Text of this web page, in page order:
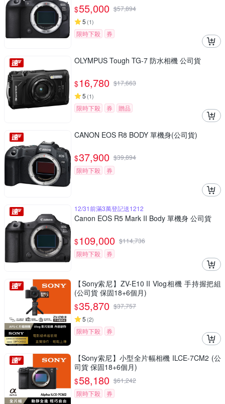
$55,000 $57,894
5 (1)
限時下殺 券
OLYMPUS Tough TG-7 防水相機 公司貨
$16,780 $17,663
5 (1)
限時下殺 券 贈品
CANON EOS R8 BODY 單機身(公司貨)
$37,900 $39,894
限時下殺
券
12/31前滿3萬登記送1212
Canon EOS R5 Mark II Body 單機身 公司貨
$109,000 $114,736
限時下殺
券
【Sony索尼】ZV-E10 II Vlog相機 手持握把組
(公司貨 保固18+6個月)
$35,870 $37,757
5 (2)
限時下殺 券
【Sony索尼】小型全片幅相機 ILCE-7CM2 (公
司貨 保固18+6個月)
$58,180 $61,242
限時下殺
券